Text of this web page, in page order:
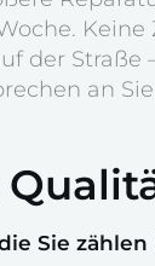
Keine
der Straße
an
Sie